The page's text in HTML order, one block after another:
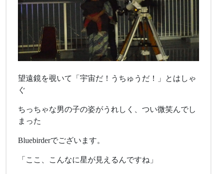
望遠鏡を覗いて「宇宙だ！うちゅうだ！」とはしゃ
ぐ
ちっちゃな男の子の姿がうれしく、つい微笑んでし
まった
Bluebirderでございます。
「ここ、こんなに星が見えるんですね」